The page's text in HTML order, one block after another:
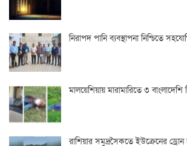
নিরাপদ পানি ব্যবস্থাপনা নিশ্চিতে
মালয়েশিয়ায় মারামারিতে ৩ বাংলাদেশি
রাশিয়ার সমুদ্রসৈকতে ইউক্রেনের